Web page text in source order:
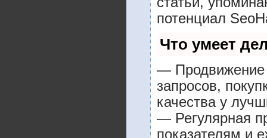
потенциал
Что умеет
— Продвижение
запросов,
качества у
— Регулярная
показателям и